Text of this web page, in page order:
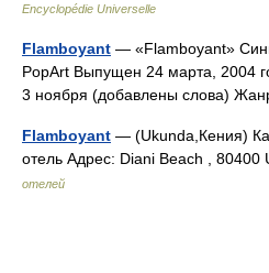
Encyclopédie Universelle
Flamboyant — «Flamboyant»
PopArt Выпущен 24 марта, 2004
3 ноября (добавлены слова)
Flamboyant — (Ukunda,Кения)
отель Адрес: Diani Beach ,
отелей